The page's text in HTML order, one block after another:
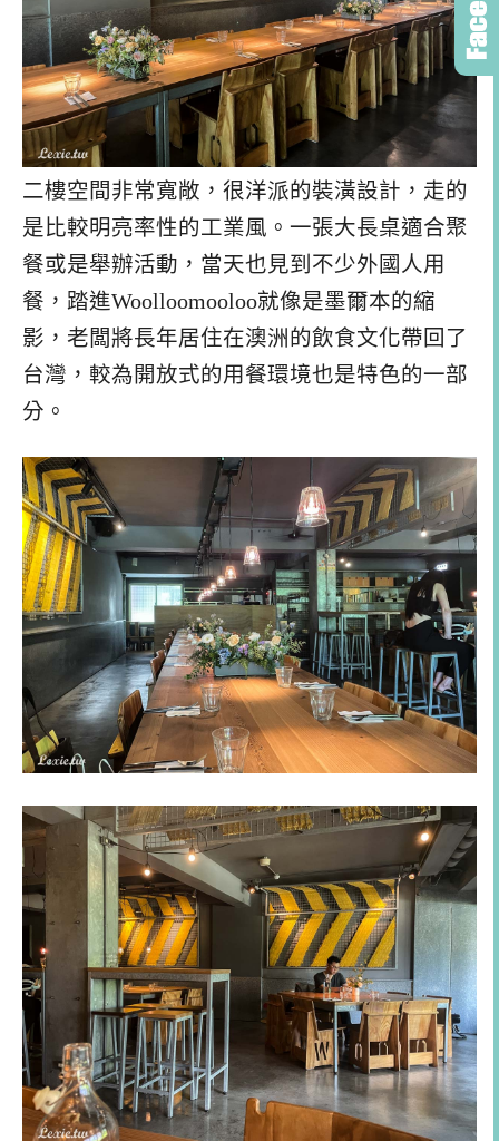
二樓空間非常寬敞，很洋派的裝潢設計，走的
是比較明亮率性的工業風。一張大長桌適合聚
餐或是舉辦活動，當天也見到不少外國人用
餐，踏進Woolloomooloo就像是墨爾本的縮
影，老闆將長年居住在澳洲的飲食文化帶回了
台灣，較為開放式的用餐環境也是特色的一部
分。